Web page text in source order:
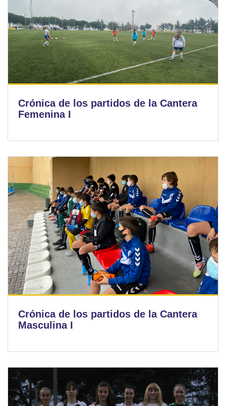
Crónica de los partidos de la Cantera
Femenina I
Crónica de los partidos de la Cantera
Masculina I